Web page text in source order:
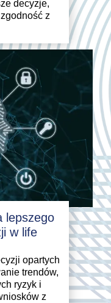
decyzje,
z
lepszego
w life
opartych
trendów,
ryzyk i
z